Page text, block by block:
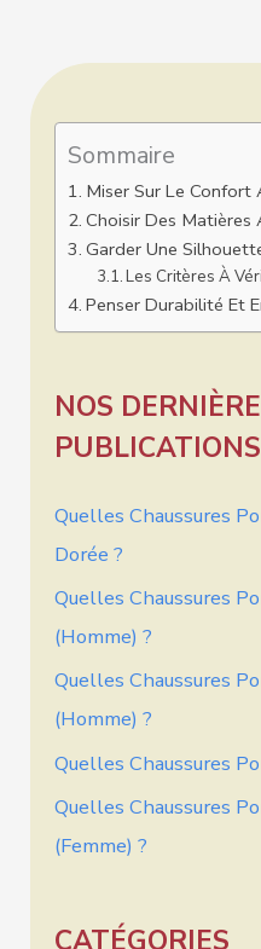
Sommaire
Miser Sur Le
Choisir Des
Garder Une
Les Critères À
Penser Durabilité Et
NOS
PUBLICATIONS
Quelles Chaussures
Dorée ?
Quelles Chaussures
(homme) ?
Quelles Chaussures
(homme) ?
Quelles Chaussures
Quelles Chaussures
(femme) ?
CATÉGORIES